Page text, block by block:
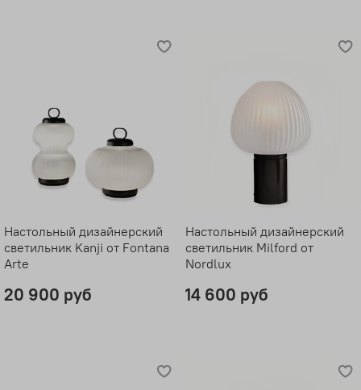
Настольный дизайнерский
светильник Kanji от Fontana
Arte
20 900 руб
Настольный дизайнерский
светильник Milford от
Nordlux
14 600 руб